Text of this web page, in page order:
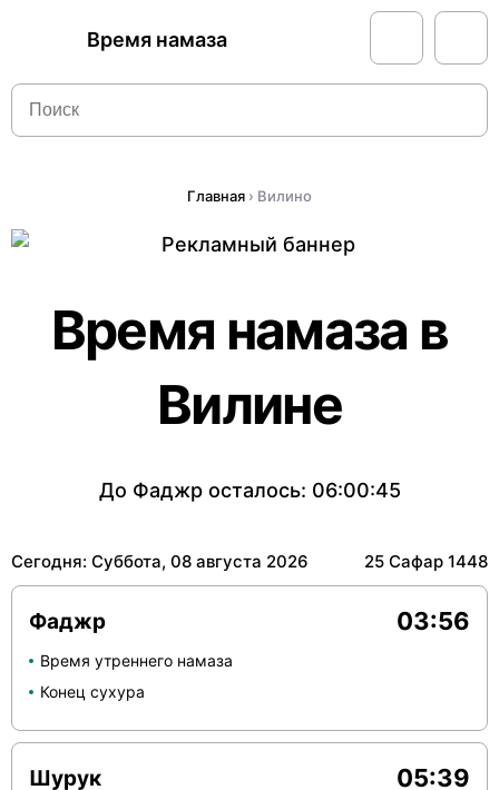
Время намаза
Главная › Вилино
Время намаза в
Вилине
До Фаджр осталось: 06:00:45
Сегодня: Суббота, 08 августа 2026 25 Сафар 1448
Фаджр 03:56
Время утреннего намаза
Конец сухура
Шурук 05:39